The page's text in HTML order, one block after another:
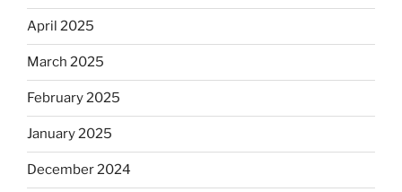
April 2025
March 2025
February 2025
January 2025
December 2024